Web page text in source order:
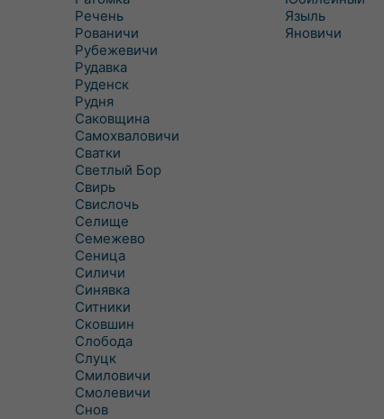
Речень
Рованичи
Рубежевичи
Рудавка
Руденск
Рудня
Саковщина
Самохваловичи
Сватки
Светлый Бор
Свирь
Свислочь
Селище
Семежево
Сеница
Силичи
Синявка
Ситники
Сковшин
Слобода
Слуцк
Смиловичи
Смолевичи
Снов
Языль
Яновичи